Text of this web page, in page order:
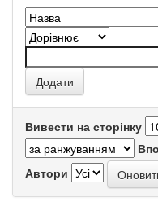
Вивести на сторінку
Автори